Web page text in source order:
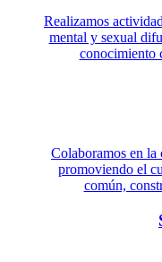
Realizamos
mental y sexual
conocimiento
Colaboramos en la
promoviendo el
común,